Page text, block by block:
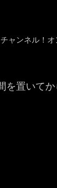
チャンネル！オ
を置いて